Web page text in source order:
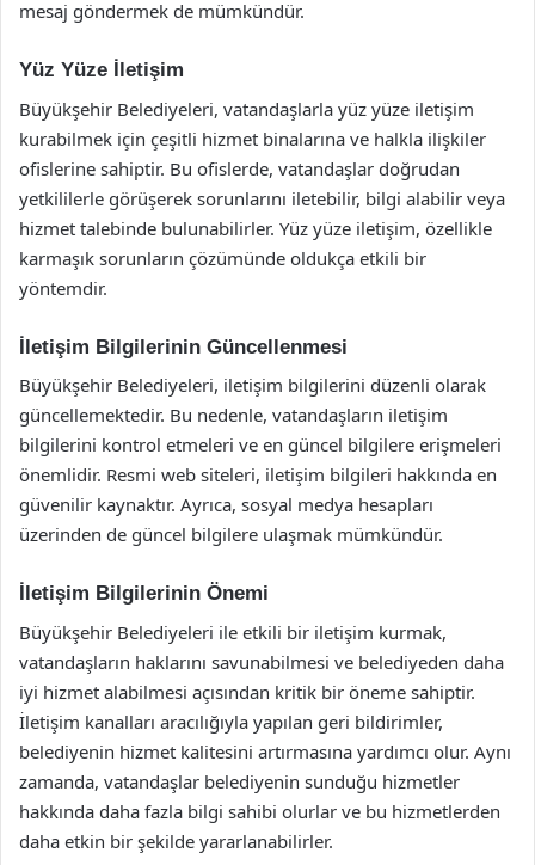
mesaj göndermek de mümkündür.
Yüz Yüze İletişim
Büyükşehir Belediyeleri, vatandaşlarla yüz yüze iletişim
kurabilmek için çeşitli hizmet binalarına ve halkla ilişkiler
ofislerine sahiptir. Bu ofislerde, vatandaşlar doğrudan
yetkililerle görüşerek sorunlarını iletebilir, bilgi alabilir veya
hizmet talebinde bulunabilirler. Yüz yüze iletişim, özellikle
karmaşık sorunların çözümünde oldukça etkili bir
yöntemdir.
İletişim Bilgilerinin Güncellenmesi
Büyükşehir Belediyeleri, iletişim bilgilerini düzenli olarak
güncellemektedir. Bu nedenle, vatandaşların iletişim
bilgilerini kontrol etmeleri ve en güncel bilgilere erişmeleri
önemlidir. Resmi web siteleri, iletişim bilgileri hakkında en
güvenilir kaynaktır. Ayrıca, sosyal medya hesapları
üzerinden de güncel bilgilere ulaşmak mümkündür.
İletişim Bilgilerinin Önemi
Büyükşehir Belediyeleri ile etkili bir iletişim kurmak,
vatandaşların haklarını savunabilmesi ve belediyeden daha
iyi hizmet alabilmesi açısından kritik bir öneme sahiptir.
İletişim kanalları aracılığıyla yapılan geri bildirimler,
belediyenin hizmet kalitesini artırmasına yardımcı olur. Aynı
zamanda, vatandaşlar belediyenin sunduğu hizmetler
hakkında daha fazla bilgi sahibi olurlar ve bu hizmetlerden
daha etkin bir şekilde yararlanabilirler.